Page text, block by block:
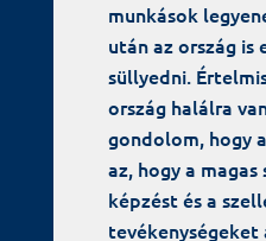
munkások
után az ország is
süllyedni.
ország halálra
gondolom, hogy
az, hogy a
képzést és a
tevékenységeket